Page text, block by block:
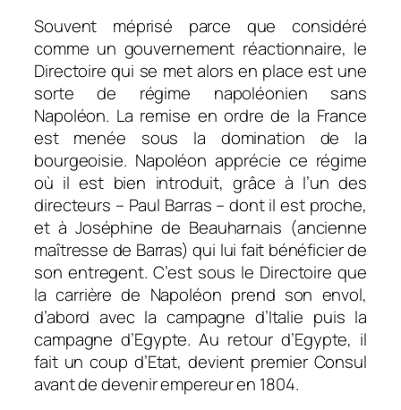
Souvent méprisé parce que considéré
comme un gouvernement réactionnaire, le
Directoire qui se met alors en place est une
sorte de régime napoléonien sans
Napoléon. La remise en ordre de la France
est menée sous la domination de la
bourgeoisie. Napoléon apprécie ce régime
où il est bien introduit, grâce à l’un des
directeurs – Paul Barras – dont il est proche,
et à Joséphine de Beauharnais (ancienne
maîtresse de Barras) qui lui fait bénéficier de
son entregent. C’est sous le Directoire que
la carrière de Napoléon prend son envol,
d’abord avec la campagne d’Italie puis la
campagne d’Egypte. Au retour d’Egypte, il
fait un coup d’Etat, devient premier Consul
avant de devenir empereur en 1804.